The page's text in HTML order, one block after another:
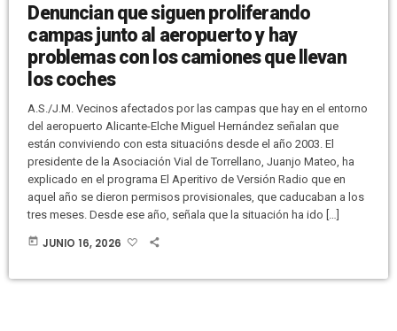
Denuncian que siguen proliferando
campas junto al aeropuerto y hay
problemas con los camiones que llevan
los coches
A.S./J.M. Vecinos afectados por las campas que hay en el entorno
del aeropuerto Alicante-Elche Miguel Hernández señalan que
están conviviendo con esta situacións desde el año 2003. El
presidente de la Asociación Vial de Torrellano, Juanjo Mateo, ha
explicado en el programa El Aperitivo de Versión Radio que en
aquel año se dieron permisos provisionales, que caducaban a los
tres meses. Desde ese año, señala que la situación ha ido […]
today JUNIO 16, 2026